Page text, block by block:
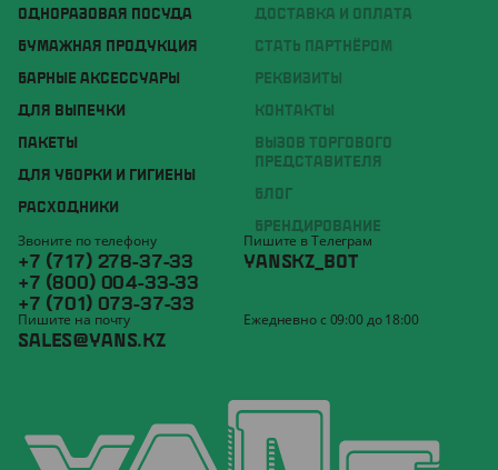
ОДНОРАЗОВАЯ ПОСУДА
БУМАЖНАЯ ПРОДУКЦИЯ
БАРНЫЕ АКСЕССУАРЫ
ДЛЯ ВЫПЕЧКИ
ПАКЕТЫ
ДЛЯ УБОРКИ И ГИГИЕНЫ
РАСХОДНИКИ
ДОСТАВКА И ОПЛАТА
СТАТЬ ПАРТНЁРОМ
РЕКВИЗИТЫ
КОНТАКТЫ
ВЫЗОВ ТОРГОВОГО
ПРЕДСТАВИТЕЛЯ
БЛОГ
БРЕНДИРОВАНИЕ
Звоните по телефону
+7 (717) 278-37-33
+7 (800) 004-33-33
+7 (701) 073-37-33
Пишите в Телеграм
YANSKZ_BOT
Пишите на почту
SALES@YANS.KZ
Ежедневно с 09:00 до 18:00